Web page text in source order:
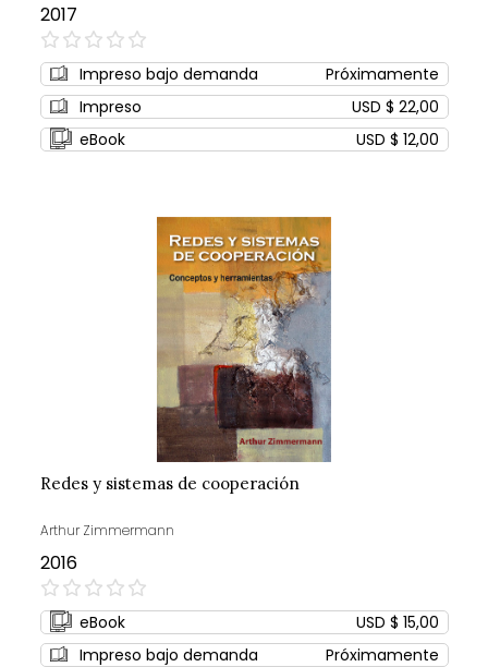
2017
0%
Impreso bajo demanda
Próximamente
Impreso
USD $ 22,00
eBook
USD $ 12,00
Redes y sistemas de cooperación
Arthur Zimmermann
2016
0%
eBook
USD $ 15,00
Impreso bajo demanda
Próximamente